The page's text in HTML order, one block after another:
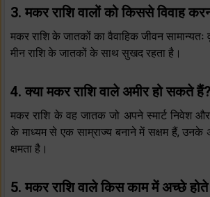
3. मकर राशि वालों को किससे विवाह
मकर राशि के जातकों का वैवाहिक जीवन
मीन राशि के जातकों के साथ सुखद रहता है।
4. क्या मकर राशि वाले अमीर हो सकते हैं?
मकर राशि के वह जातक जो अपने स्मार्ट निवेश और
के माध्यम से एक साम्राज्य बनाने में सक्षम हैं, उनके
क्षमता है।
5. मकर राशि वाले किस काम में अच्छे